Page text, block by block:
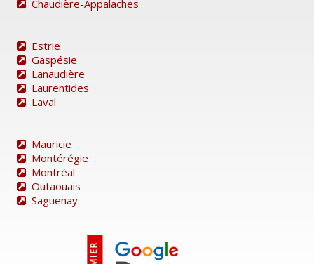
Chaudière-Appalaches
Estrie
Gaspésie
Lanaudière
Laurentides
Laval
Mauricie
Montérégie
Montréal
Outaouais
Saguenay